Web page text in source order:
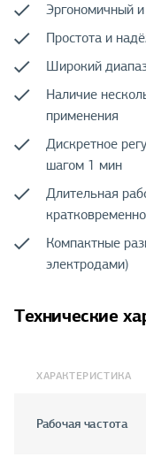
Эргономичный
Простота и
Широкий
Наличие
применения
Дискретное
шагом 1 мин
Длительная
Компактные
электродами)
Технические
ХАРАКТЕРИСТИКА
Рабочая частота